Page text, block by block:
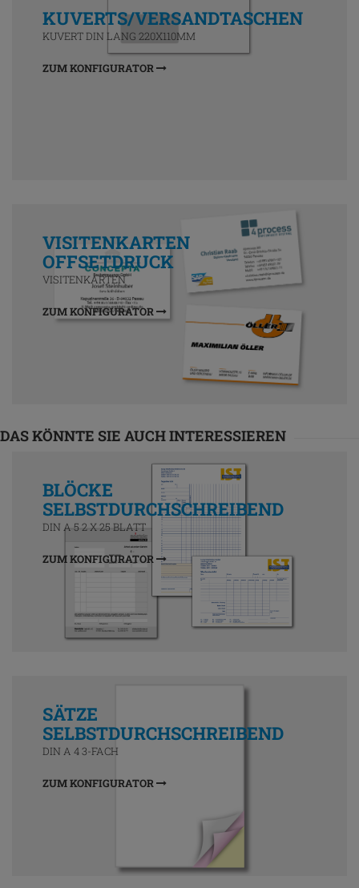
KUVERTS/VERSANDTASCHEN
KUVERT DIN LANG 220X110MM
ZUM KONFIGURATOR
VISITENKARTEN
OFFSETDRUCK
VISITENKARTEN
ZUM KONFIGURATOR
DAS KÖNNTE SIE AUCH INTERESSIEREN
BLÖCKE
SELBSTDURCHSCHREIBEND
DIN A 5 2 X 25 BLATT
ZUM KONFIGURATOR
SÄTZE
SELBSTDURCHSCHREIBEND
DIN A 4 3-FACH
ZUM KONFIGURATOR